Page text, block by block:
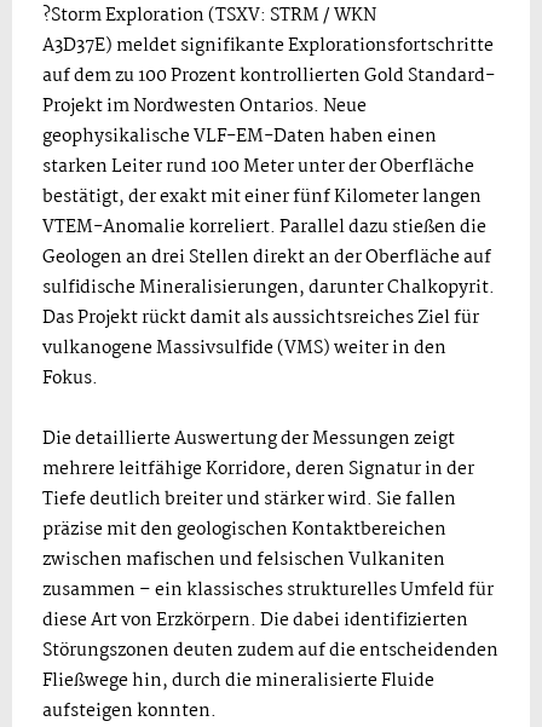
?Storm Exploration (TSXV: STRM / WKN
A3D37E) meldet signifikante Explorationsfortschritte
auf dem zu 100 Prozent kontrollierten Gold Standard-
Projekt im Nordwesten Ontarios. Neue
geophysikalische VLF-EM-Daten haben einen
starken Leiter rund 100 Meter unter der Oberfläche
bestätigt, der exakt mit einer fünf Kilometer langen
VTEM-Anomalie korreliert. Parallel dazu stießen die
Geologen an drei Stellen direkt an der Oberfläche auf
sulfidische Mineralisierungen, darunter Chalkopyrit.
Das Projekt rückt damit als aussichtsreiches Ziel für
vulkanogene Massivsulfide (VMS) weiter in den
Fokus.
Die detaillierte Auswertung der Messungen zeigt
mehrere leitfähige Korridore, deren Signatur in der
Tiefe deutlich breiter und stärker wird. Sie fallen
präzise mit den geologischen Kontaktbereichen
zwischen mafischen und felsischen Vulkaniten
zusammen – ein klassisches strukturelles Umfeld für
diese Art von Erzkörpern. Die dabei identifizierten
Störungszonen deuten zudem auf die entscheidenden
Fließwege hin, durch die mineralisierte Fluide
aufsteigen konnten.